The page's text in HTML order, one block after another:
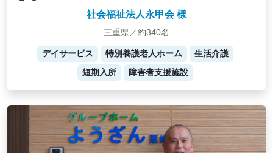
社会福祉法人永甲会 様
三重県／約340名
デイサービス 特別養護老人ホーム
生活介護
短期入所
障害者支援施設